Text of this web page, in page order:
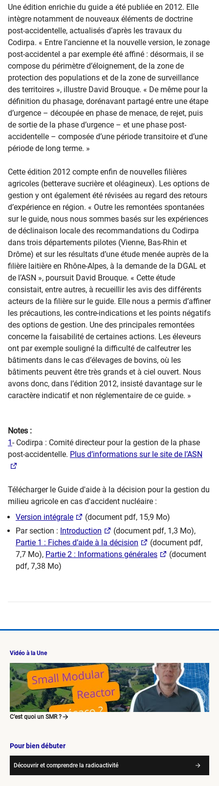
Une édition enrichie du guide a été publiée en 2012. Elle
intègre notamment de nouveaux éléments de doctrine
post-accidentelle, actualisés d’après les travaux du
Codirpa. « Entre l’ancienne et la nouvelle version, le zonage
post-accidentel a par exemple été affiné : désormais, il se
compose du périmètre d’éloignement, de la zone de
protection des populations et de la zone de surveillance
des territoires », illustre David Brouque. « De même pour la
définition du phasage, dorénavant partagé entre une étape
d’urgence – découpée en phase de menace, de rejet, puis
de sortie de la phase d’urgence – et une phase post-
accidentelle – composée d’une période transitoire et d’une
période de long terme. »
Cette édition 2012 compte enfin de nouvelles filières
agricoles (betterave sucrière et oléagineux). Les options de
gestion y ont également été révisées au regard des retours
d’expérience en région. « Outre les remontées spontanées
sur le guide, nous nous sommes basés sur les expériences
de déclinaison locale des recommandations du Codirpa
dans trois départements pilotes (Vienne, Bas-Rhin et
Drôme) et sur les résultats d’une étude menée auprès de la
filière laitière en Rhône-Alpes, à la demande de la DGAL et
de l’ASN », poursuit David Brouque. « Cette étude
consistait, entre autres, à recueillir les avis des différents
acteurs de la filière sur le guide. Elle nous a permis d’affiner
les précautions, les contre-indications et les points négatifs
des options de gestion. Une des principales remontées
concerne la faisabilité de certaines actions. Les éleveurs
ont par exemple souligné la difficulté de calfeutrer les
bâtiments dans le cas d’élevages de bovins, où les
bâtiments peuvent être très grands et à ciel ouvert. Nous
avons donc, dans l’édition 2012, insisté davantage sur le
caractère indicatif et non réglementaire de ce guide. »
Notes :
1- Codirpa : Comité directeur pour la gestion de la phase
post-accidentelle. Plus d’informations sur le site de l’ASN
Télécharger le Guide d'aide à la décision pour la gestion du
milieu agricole en cas d'accident nucléaire :
Version intégrale
(document pdf, 15,9 Mo)
Par section : Introduction
(document pdf, 1,3 Mo),
Partie 1 : Fiches d’aide à la décision
(document pdf,
7,7 Mo), Partie 2 : Informations générales
(document
pdf, 7,38 Mo)
Vidéo à la Une
C’est quoi un SMR ?
Pour bien débuter
Découvrir et comprendre la radioactivité